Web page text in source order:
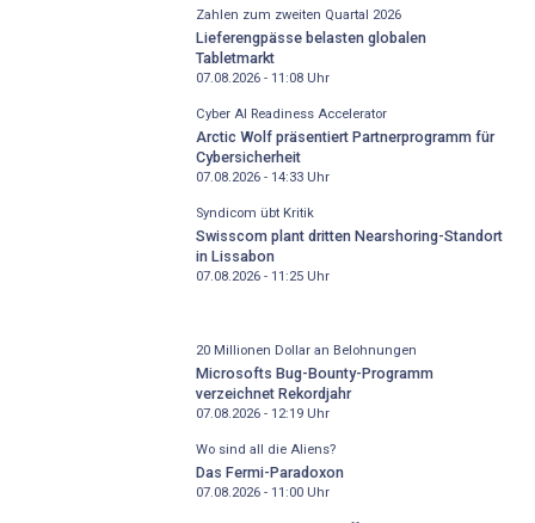
Zahlen zum zweiten Quartal 2026
Lieferengpässe belasten globalen
Tabletmarkt
07.08.2026 - 11:08Uhr
Cyber AI Readiness Accelerator
Arctic Wolf präsentiert Partnerprogramm für
Cybersicherheit
07.08.2026 - 14:33Uhr
Syndicom übt Kritik
Swisscom plant dritten Nearshoring-Standort
in Lissabon
07.08.2026 - 11:25Uhr
20 Millionen Dollar an Belohnungen
Microsofts Bug-Bounty-Programm
verzeichnet Rekordjahr
07.08.2026 - 12:19Uhr
Wo sind all die Aliens?
Das Fermi-Paradoxon
07.08.2026 - 11:00Uhr